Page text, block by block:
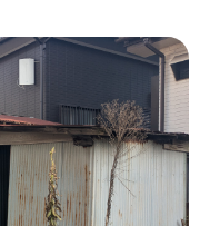
解体工事メニュー
スタッフ紹介
相談会/イベント